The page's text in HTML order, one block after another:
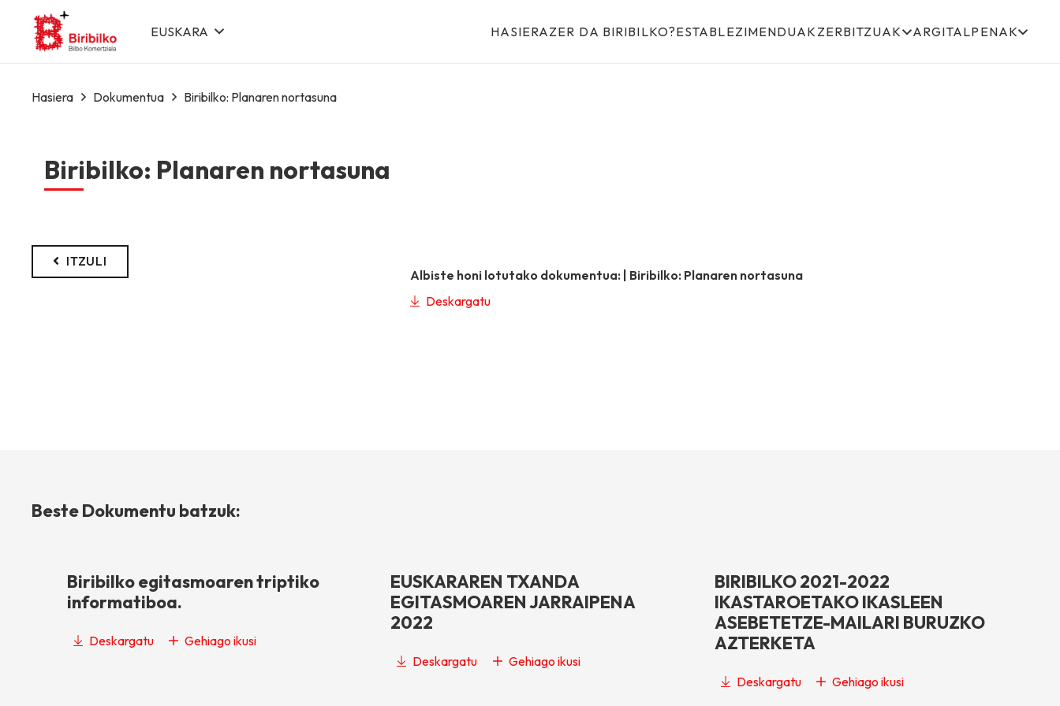
EUSKARA HASIERAZER DA BIRIBILKO?ESTABLEZIMENDUAKZERBITZUAK ARGITALPENAK
Hasiera Dokumentua Biribilko: Planaren nortasuna
Biribilko: Planaren nortasuna
ITZULI
Albiste honi lotutako dokumentua: | Biribilko: Planaren nortasuna
Deskargatu
Beste Dokumentu batzuk:
Biribilko egitasmoaren triptiko
informatiboa.
Deskargatu Gehiago ikusi
EUSKARAREN TXANDA
EGITASMOAREN JARRAIPENA
2022
Deskargatu Gehiago ikusi
BIRIBILKO 2021-2022
IKASTAROETAKO IKASLEEN
ASEBETETZE-MAILARI BURUZKO
AZTERKETA
Deskargatu Gehiago ikusi